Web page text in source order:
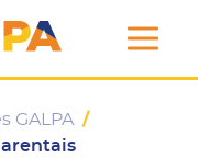
GALPA /